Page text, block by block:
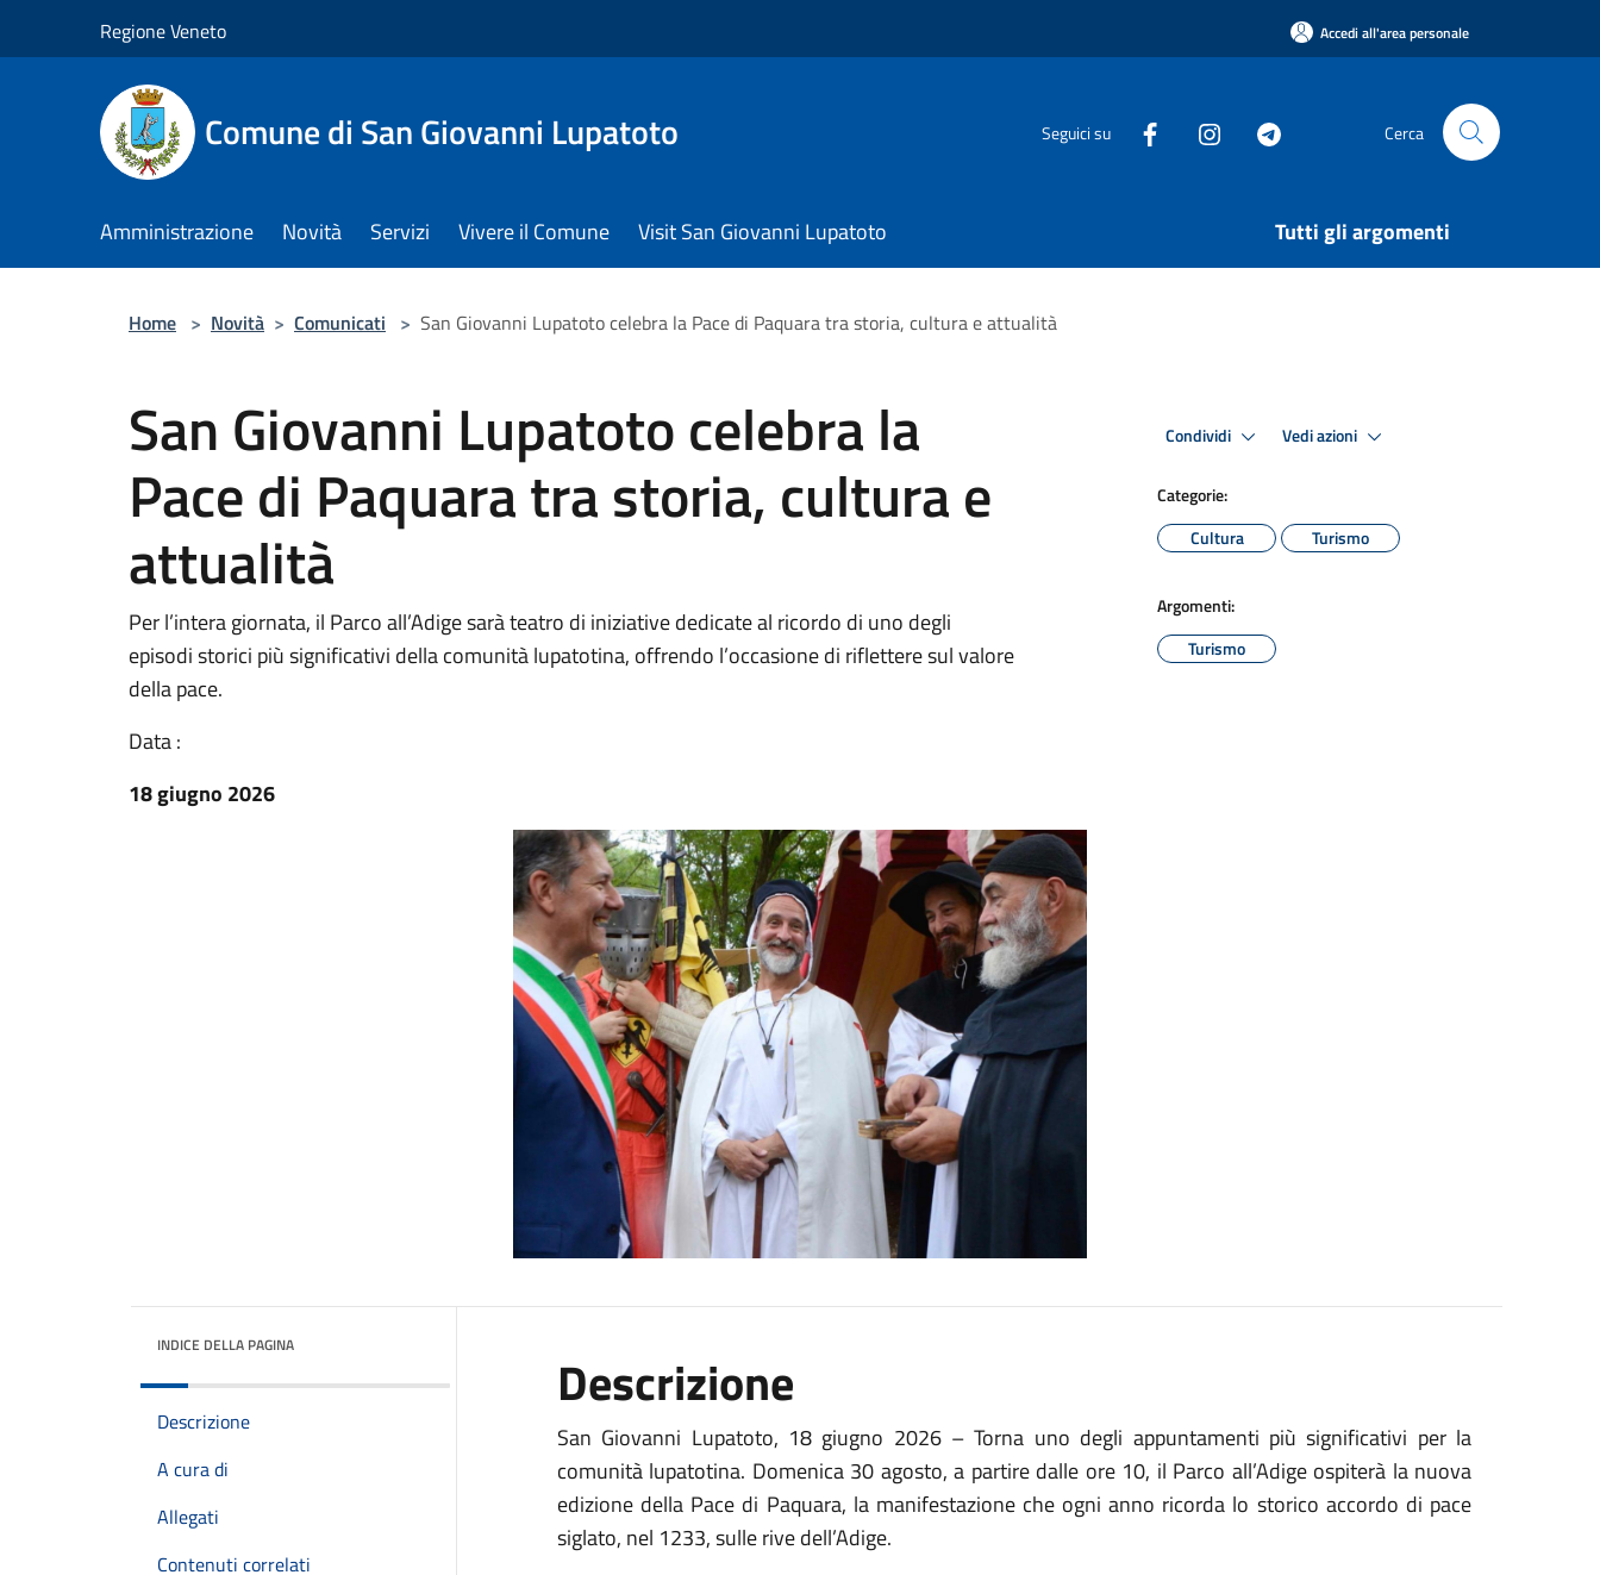
Regione Veneto Accedi all'area personale
Comune di San Giovanni Lupatoto Seguici su Cerca
Amministrazione Novità Servizi Vivere il Comune Visit San Giovanni Lupatoto Tutti gli argomenti
Home > Novità > Comunicati > San Giovanni Lupatoto celebra la Pace di Paquara tra storia, cultura e attualità
San Giovanni Lupatoto celebra la
Pace di Paquara tra storia, cultura e
attualità
Per l’intera giornata, il Parco all’Adige sarà teatro di iniziative dedicate al ricordo di uno degli
episodi storici più significativi della comunità lupatotina, offrendo l’occasione di riflettere sul valore
della pace.
Data :
18 giugno 2026
Condividi Vedi azioni
Categorie:
Cultura
Turismo
Argomenti:
Turismo
INDICE DELLA PAGINA
Descrizione
A cura di
Allegati
Contenuti correlati
Descrizione
San Giovanni Lupatoto, 18 giugno 2026 – Torna uno degli appuntamenti più significativi per la
comunità lupatotina. Domenica 30 agosto, a partire dalle ore 10, il Parco all’Adige ospiterà la nuova
edizione della Pace di Paquara, la manifestazione che ogni anno ricorda lo storico accordo di pace
siglato, nel 1233, sulle rive dell’Adige.